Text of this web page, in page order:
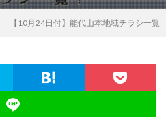
【10月24日付】能代山本地域チラシ一覧